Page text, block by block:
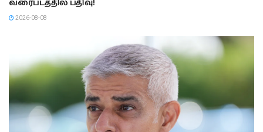
வரைபடத்தில் பதிவு!
2026-08-08